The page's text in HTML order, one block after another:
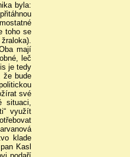
byla:
toho se
mají
leč
je tedy
že bude
své
situaci,
využít
klade
Kasl